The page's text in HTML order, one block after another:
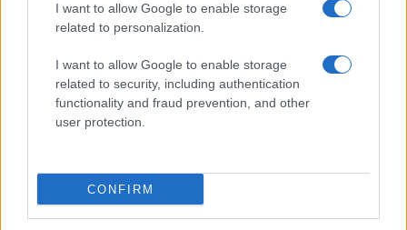
I want to allow Google to enable storage
related to personalization.
I want to allow Google to enable storage
related to security, including authentication
functionality and fraud prevention, and other
user protection.
CONFIRM
riportaRiviera 24, la riforma “rischia di allontanare
l’Italia dalla sua tradizione giuridica, una
tradizione che si basa sull’accertamento dei fatti,
obiettivo perseguito da una magistratura reclutata
burocraticamente, dove il pm deve valutare anche
le prove a discarico di un indagato. Negli Stati
patteggiamento, cioè senza un processo”. Per
chiudere il ritorno diGiannini